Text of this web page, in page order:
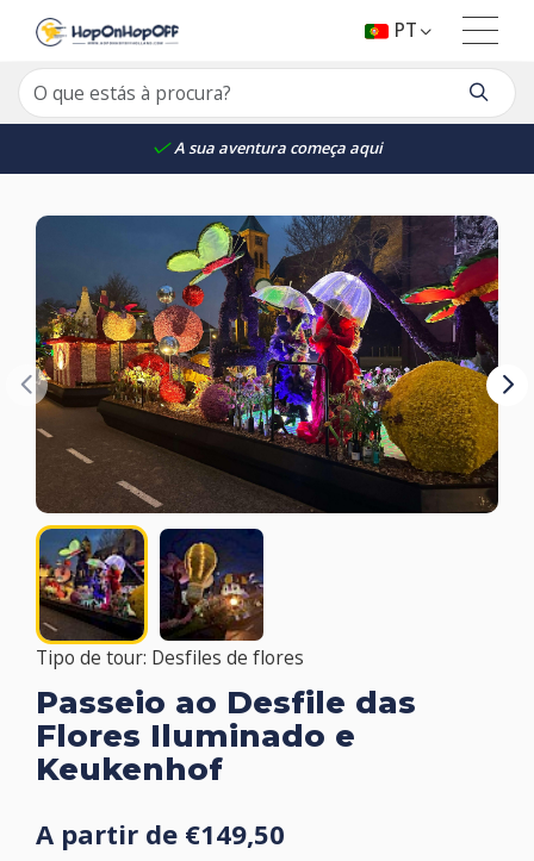
A sua aventura começa aqui
PT
Tipo de tour: Desfiles de flores
Passeio ao Desfile das
Flores Iluminado e
Keukenhof
A partir de €149,50